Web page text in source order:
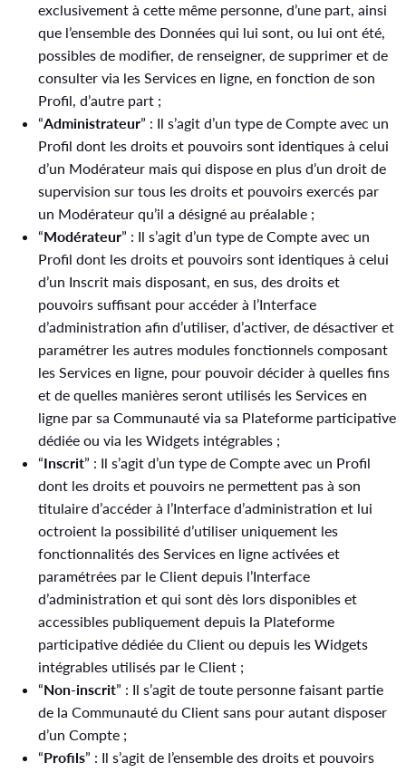
exclusivement à cette même personne, d’une part, ainsi
que l’ensemble des Données qui lui sont, ou lui ont été,
possibles de modifier, de renseigner, de supprimer et de
consulter via les Services en ligne, en fonction de son
Profil, d’autre part ;
“Administrateur” : Il s’agit d’un type de Compte avec un
Profil dont les droits et pouvoirs sont identiques à celui
d’un Modérateur mais qui dispose en plus d’un droit de
supervision sur tous les droits et pouvoirs exercés par
un Modérateur qu’il a désigné au préalable ;
“Modérateur” : Il s’agit d’un type de Compte avec un
Profil dont les droits et pouvoirs sont identiques à celui
d’un Inscrit mais disposant, en sus, des droits et
pouvoirs suffisant pour accéder à l’Interface
d’administration afin d’utiliser, d’activer, de désactiver et
paramétrer les autres modules fonctionnels composant
les Services en ligne, pour pouvoir décider à quelles fins
et de quelles manières seront utilisés les Services en
ligne par sa Communauté via sa Plateforme participative
dédiée ou via les Widgets intégrables ;
“Inscrit” : Il s’agit d’un type de Compte avec un Profil
dont les droits et pouvoirs ne permettent pas à son
titulaire d’accéder à l’Interface d’administration et lui
octroient la possibilité d’utiliser uniquement les
fonctionnalités des Services en ligne activées et
paramétrées par le Client depuis l’Interface
d’administration et qui sont dès lors disponibles et
accessibles publiquement depuis la Plateforme
participative dédiée du Client ou depuis les Widgets
intégrables utilisés par le Client ;
“Non-inscrit” : Il s’agit de toute personne faisant partie
de la Communauté du Client sans pour autant disposer
d’un Compte ;
“Profils” : Il s’agit de l’ensemble des droits et pouvoirs